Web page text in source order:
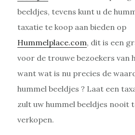
beeldjes, tevens kunt u de
taxatie te koop aan bieden op
Hummelplace.com, dit is een
voor de trouwe bezoekers van
want wat is nu precies de
hummel beeldjes ? Laat een
zult uw hummel beeldjes nooit
verkopen.